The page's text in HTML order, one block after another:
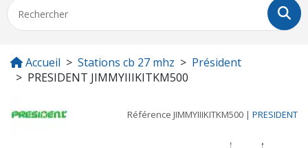
Accueil Stations cb 27 mhz
Président
PRESIDENT JIMMYIIIKITKM500
Référence JIMMYIIIKITKM500 | PRESIDENT